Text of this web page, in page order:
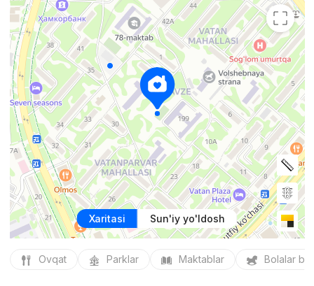
Xaritasi Sun'iy yo'ldosh
Ovqat Parklar Maktablar Bolalar